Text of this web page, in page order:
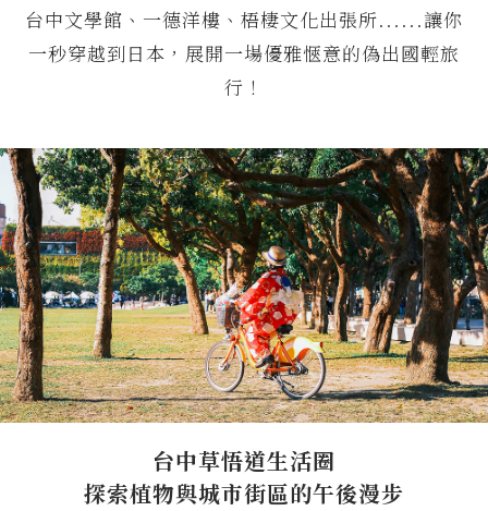
台中文學館、一德洋樓、梧棲文化出張所......讓你
一秒穿越到日本，展開一場優雅愜意的偽出國輕旅
行！
台中草悟道生活圈
探索植物與城市街區的午後漫步